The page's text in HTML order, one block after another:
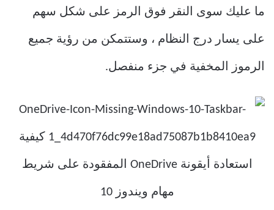
ما عليك سوى النقر فوق الرمز على شكل سهم
على يسار درج النظام ، وستتمكن من رؤية جميع
الرموز المخفية في جزء منفصل.